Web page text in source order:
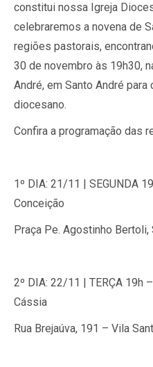
constitui nossa Igreja
celebraremos a novena de
regiões pastorais,
30 de novembro às 19h30,
André, em Santo André
diocesano.
Confira a programação das
1º DIA: 21/11 | SEGUNDA
Conceição
Praça Pe. Agostinho
2º DIA: 22/11 | TERÇA 19h –
Cássia
Rua Brejaúva, 191 – Vila